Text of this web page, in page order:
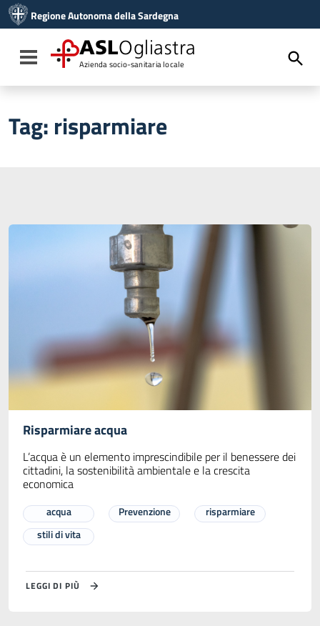
Vai al menu di navigazione
Vai al footer
Regione Autonoma della Sardegna
Toggle navigation
ASLOgliastra
Azienda socio-sanitaria locale
Tag: risparmiare
Risparmiare acqua
L’acqua è un elemento imprescindibile per il benessere dei
cittadini, la sostenibilità ambientale e la crescita
economica
acqua Prevenzione
risparmiare
stili di vita
LEGGI DI PIÙ